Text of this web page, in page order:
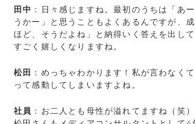
田中 ：日々感じますね。最初のうちは「あ
うかー」と思うこともよくあるんですが、
ほど、そうだよね」と納得いく答えを出し
すごく嬉しくなりますね。
松田 ：めっちゃわかります！私が言わなく
って感動してしまいますよね。
社員 ：お二人とも母性が溢れてますね（笑）